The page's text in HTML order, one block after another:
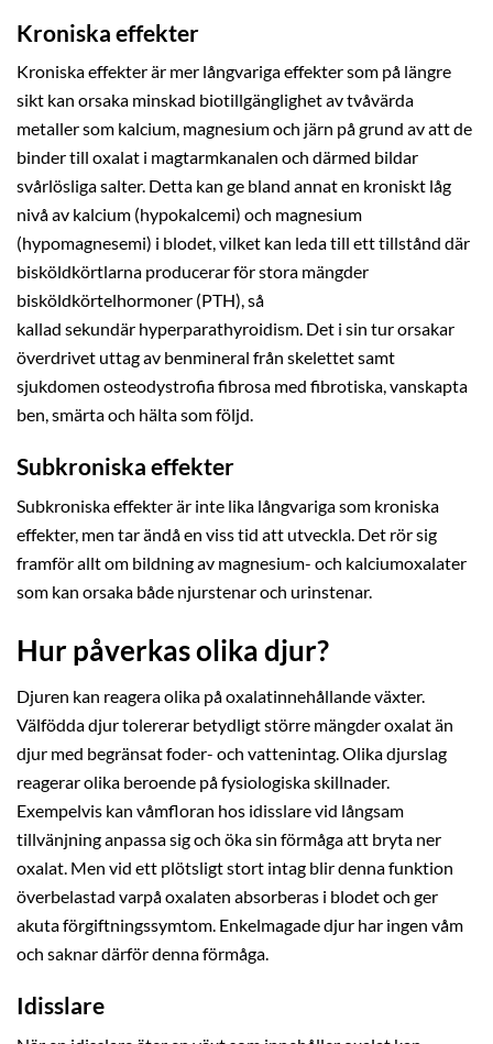
Kroniska effekter
Kroniska effekter är mer långvariga effekter som på längre
sikt kan orsaka minskad biotillgänglighet av tvåvärda
metaller som kalcium, magnesium och järn på grund av att de
binder till oxalat i magtarmkanalen och därmed bildar
svårlösliga salter. Detta kan ge bland annat en kroniskt låg
nivå av kalcium (hypokalcemi) och magnesium
(hypomagnesemi) i blodet, vilket kan leda till ett tillstånd där
bisköldkörtlarna producerar för stora mängder
bisköldkörtelhormoner (PTH), så
kallad sekundär hyperparathyroidism. Det i sin tur orsakar
överdrivet uttag av benmineral från skelettet samt
sjukdomen osteodystrofia fibrosa med fibrotiska, vanskapta
ben, smärta och hälta som följd.
Subkroniska effekter
Subkroniska effekter är inte lika långvariga som kroniska
effekter, men tar ändå en viss tid att utveckla. Det rör sig
framför allt om bildning av magnesium- och kalciumoxalater
som kan orsaka både njurstenar och urinstenar.
Hur påverkas olika djur?
Djuren kan reagera olika på oxalatinnehållande växter.
Välfödda djur tolererar betydligt större mängder oxalat än
djur med begränsat foder- och vattenintag. Olika djurslag
reagerar olika beroende på fysiologiska skillnader.
Exempelvis kan våmfloran hos idisslare vid långsam
tillvänjning anpassa sig och öka sin förmåga att bryta ner
oxalat. Men vid ett plötsligt stort intag blir denna funktion
överbelastad varpå oxalaten absorberas i blodet och ger
akuta förgiftningssymtom. Enkelmagade djur har ingen våm
och saknar därför denna förmåga.
Idisslare